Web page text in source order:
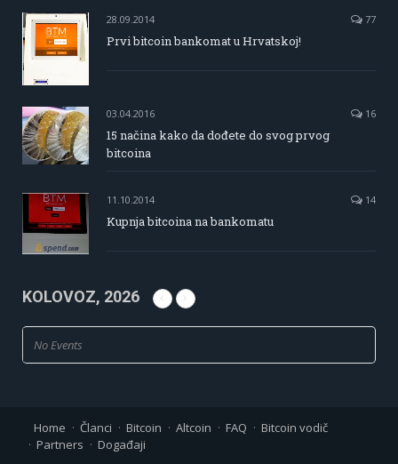
28.09.2014 77
Prvi bitcoin bankomat u Hrvatskoj!
03.04.2016 16
15 načina kako da dođete do svog prvog
bitcoina
11.10.2014 14
Kupnja bitcoina na bankomatu
KOLOVOZ, 2026
No Events
Home Članci Bitcoin Altcoin FAQ
Bitcoin vodič
Partners
Događaji